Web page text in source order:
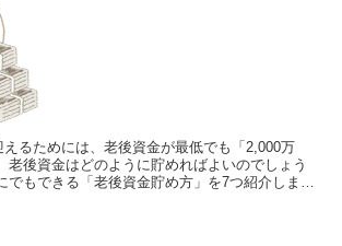
るためには、老後資金が最低でも「2,000万
老後資金はどのように貯めればよいのでしょう